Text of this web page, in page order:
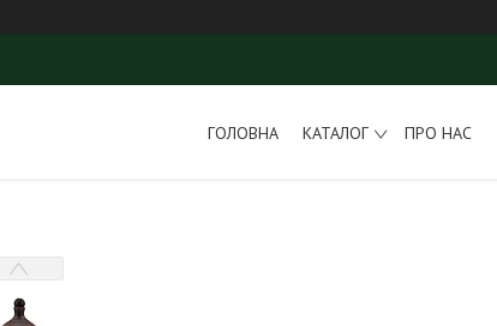
ГОЛОВНА КАТАЛОГ ПРО НАС